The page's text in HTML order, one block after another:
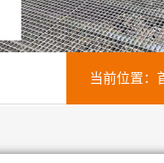
当前位置：